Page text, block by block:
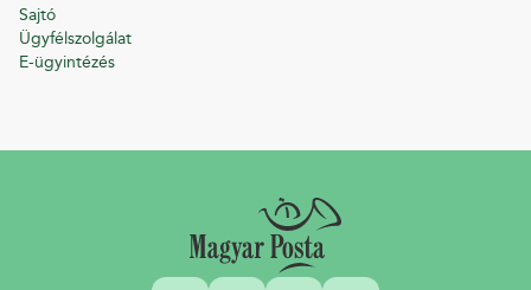
Sajtó
Ügyfélszolgálat
E-ügyintézés